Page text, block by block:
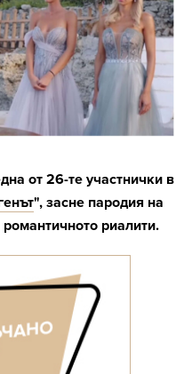
от 26-те участнички в
", засне пародия на
риалити.